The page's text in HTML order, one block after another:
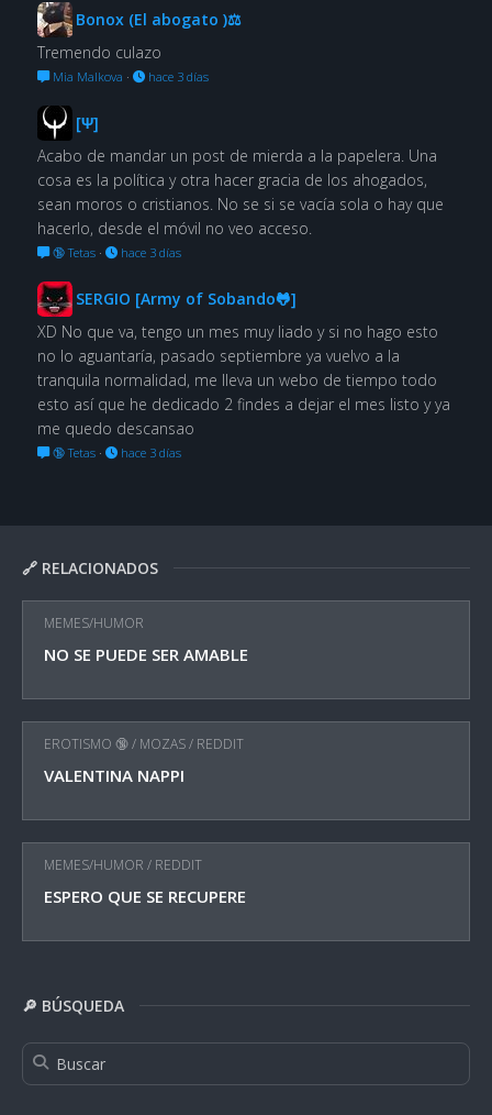
🔗 RELACIONADOS
MEMES/HUMOR
NO SE PUEDE SER AMABLE
EROTISMO 🔞/ MOZAS/ REDDIT
VALENTINA NAPPI
MEMES/HUMOR / REDDIT
ESPERO QUE SE RECUPERE
🔎 BÚSQUEDA
Bonox (El abogato )⚖
Tremendo culazo
Mia Malkova · hace 3 días
[Ψ]
Acabo de mandar un post de mierda a la papelera. Una
cosa es la política y otra hacer gracia de los ahogados,
sean moros o cristianos. No se si se vacía sola o hay que
hacerlo, desde el móvil no veo acceso.
🔞 Tetas· hace 3 días
SERGIO [Army of Sobando🐸]
XD No que va, tengo un mes muy liado y si no hago esto
no lo aguantaría, pasado septiembre ya vuelvo a la
tranquila normalidad, me lleva un webo de tiempo todo
esto así que he dedicado 2 findes a dejar el mes listo y ya
me quedo descansao
🔞 Tetas· hace 3 días